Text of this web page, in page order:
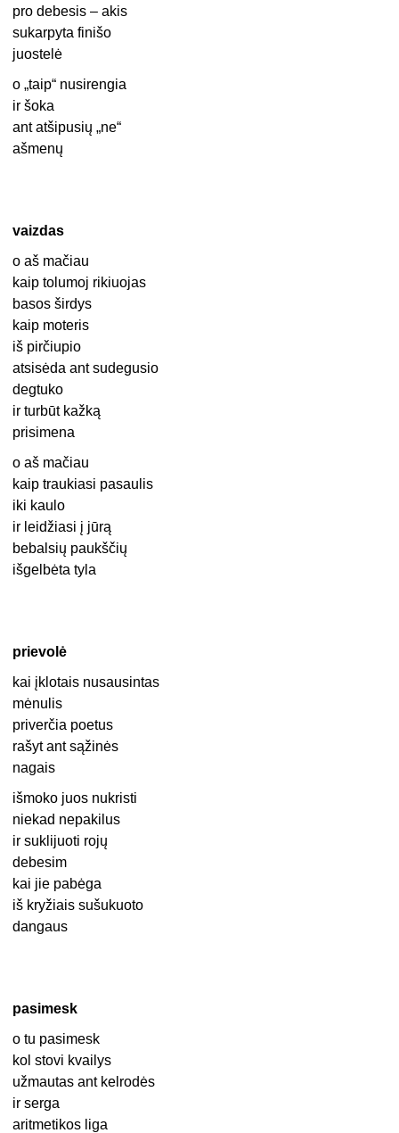
pro debesis – akis
sukarpyta finišo
juostelė
o „taip“ nusirengia
ir šoka
ant atšipusių „ne“
ašmenų
vaizdas
o aš mačiau
kaip tolumoj rikiuojas
basos širdys
kaip moteris
iš pirčiupio
atsisėda ant sudegusio
degtuko
ir turbūt kažką
prisimena
o aš mačiau
kaip traukiasi pasaulis
iki kaulo
ir leidžiasi į jūrą
bebalsių paukščių
išgelbėta tyla
prievolė
kai įklotais nusausintas
mėnulis
priverčia poetus
rašyt ant sąžinės
nagais
išmoko juos nukristi
niekad nepakilus
ir suklijuoti rojų
debesim
kai jie pabėga
iš kryžiais sušukuoto
dangaus
pasimesk
o tu pasimesk
kol stovi kvailys
užmautas ant kelrodės
ir serga
aritmetikos liga